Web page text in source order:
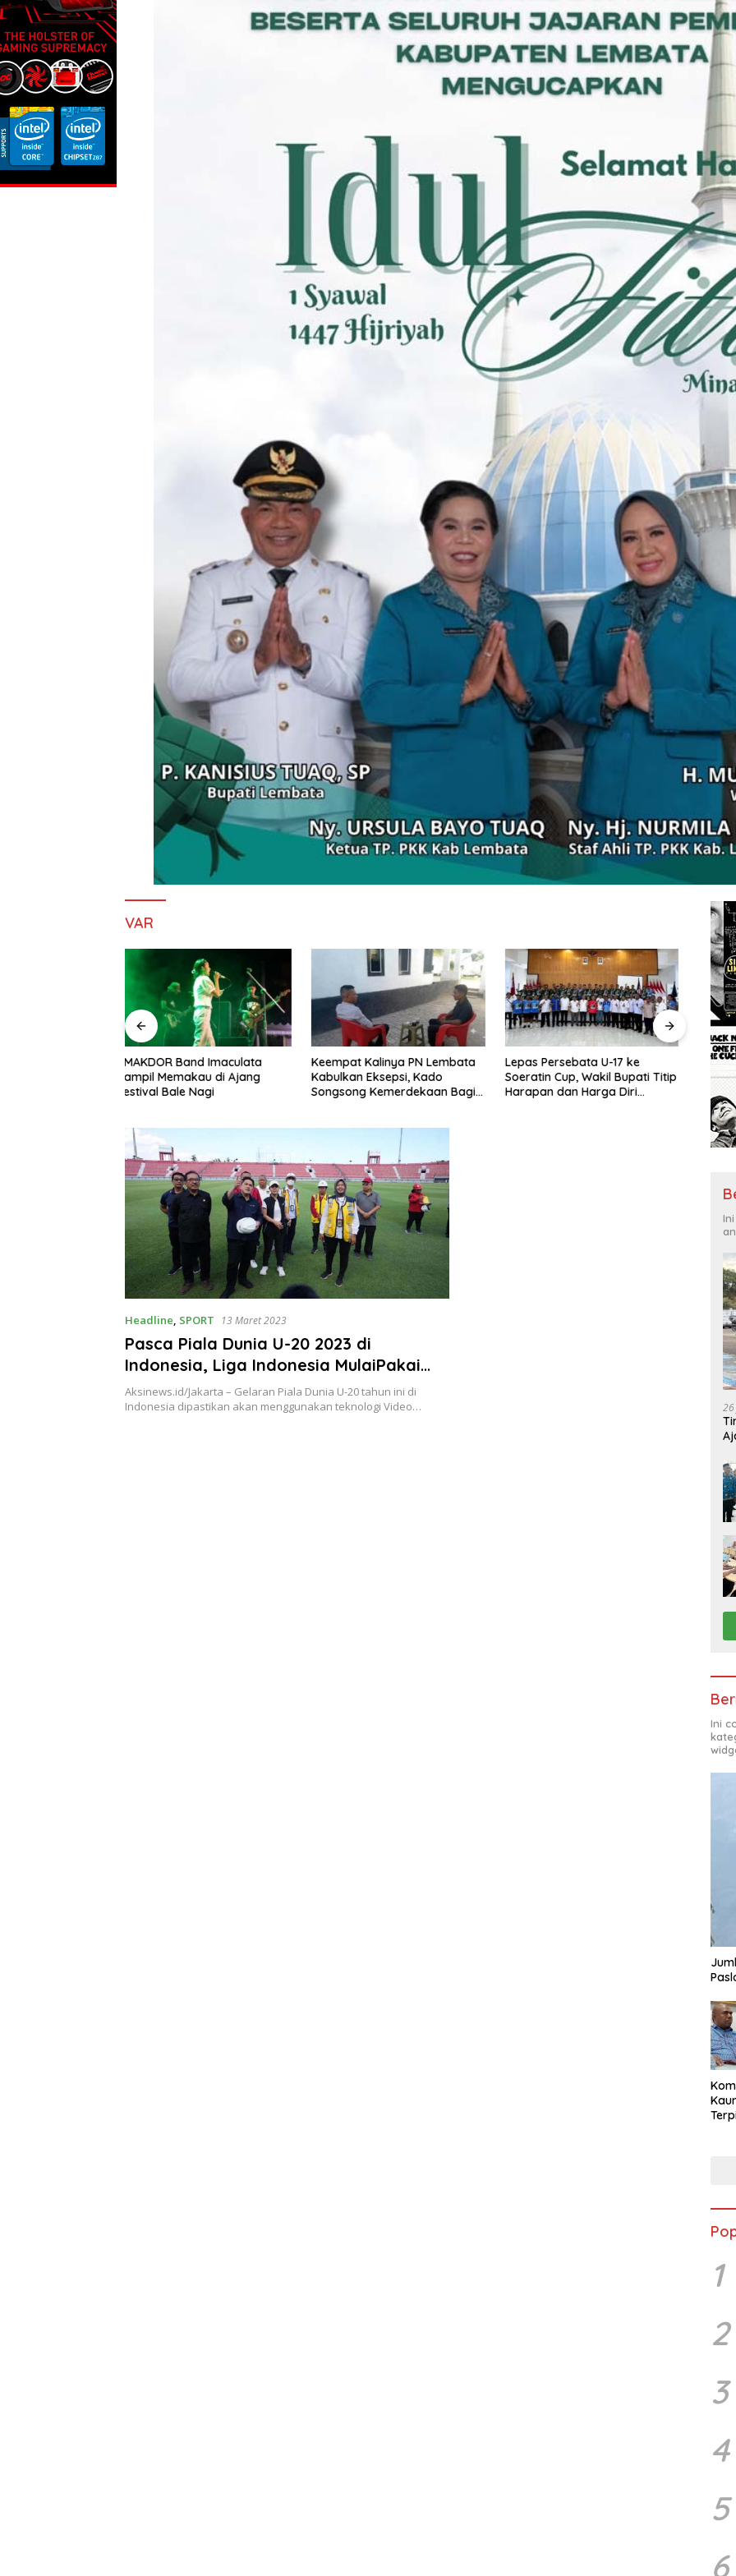
VAR
Keempat Kalinya PN Lembata
Kabulkan Eksepsi, Kado
Songsong Kemerdekaan Bagi
Lepas Persebata U-17 ke
Soeratin Cup, Wakil Bupati Titip
Harapan dan Harga Diri
Wakil Bupati Lembata: Al-
Qur’an dan Sunnah adalah
Landasan Peradaban Hadapi
Headline, SPORT 13 Maret 2023
Pasca Piala Dunia U-20 2023 di
Indonesia, Liga Indonesia MulaiPakai
VAR ?
Aksinews.id/Jakarta – Gelaran Piala Dunia U-20 tahun ini di
Indonesia dipastikan akan menggunakan teknologi Video…
Ini
1
2
3
4
5
6